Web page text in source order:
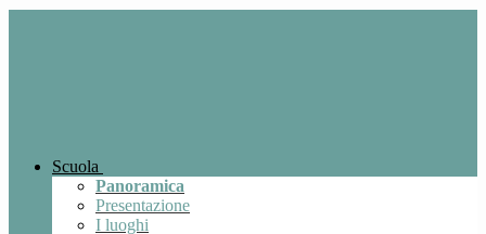
Scuola
Panoramica
Presentazione
I luoghi